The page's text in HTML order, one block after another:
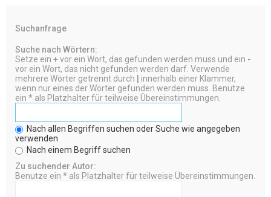
Suchanfrage
Suche nach Wörtern:
Setze ein + vor ein Wort, das gefunden werden muss und ein -
vor ein Wort, das nicht gefunden werden darf. Verwende
mehrere Wörter getrennt durch
innerhalb einer Klammer,
wenn nur eines der Wörter gefunden werden muss. Benutze
ein * als Platzhalter für teilweise Übereinstimmungen.
Nach allen Begriffen suchen oder Suche wie angegeben
verwenden
Nach einem Begriff suchen
Zu suchender Autor:
Benutze ein * als Platzhalter für teilweise Übereinstimmungen.